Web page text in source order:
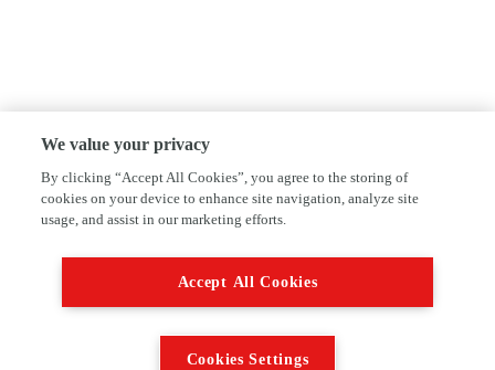
We value your privacy
By clicking “Accept All Cookies”, you agree to the storing of
cookies on your device to enhance site navigation, analyze site
usage, and assist in our marketing efforts.
Accept All Cookies
Cookies Settings